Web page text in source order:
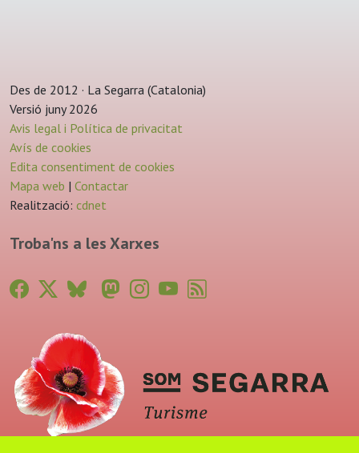
Des de 2012 · La Segarra (Catalonia)
Versió juny 2026
Avis legal i Política de privacitat
Avís de cookies
Edita consentiment de cookies
Mapa web | Contactar
Realització: cdnet
Troba'ns a les Xarxes